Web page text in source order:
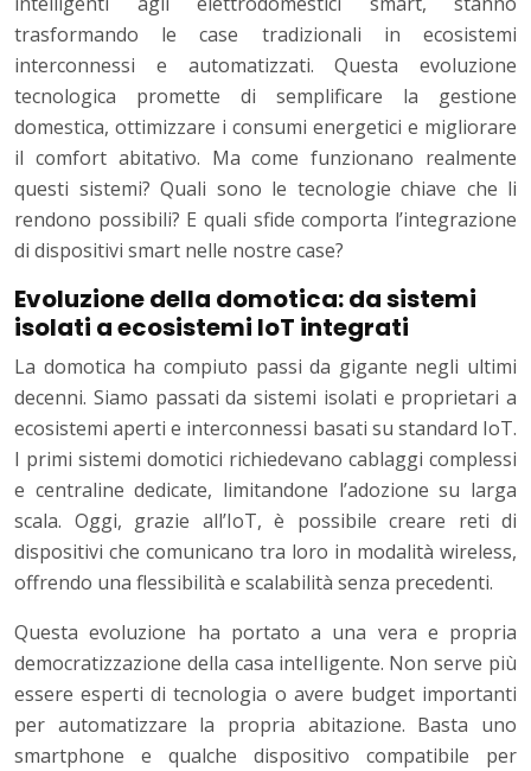
trasformando le case tradizionali in ecosistemi
interconnessi e automatizzati. Questa evoluzione
tecnologica promette di semplificare la gestione
domestica, ottimizzare i consumi energetici e migliorare
il comfort abitativo. Ma come funzionano realmente
questi sistemi? Quali sono le tecnologie chiave che li
rendono possibili? E quali sfide comporta l’integrazione
di dispositivi smart nelle nostre case?
Evoluzione della domotica: da sistemi
isolati a ecosistemi IoT integrati
La domotica ha compiuto passi da gigante negli ultimi
decenni. Siamo passati da sistemi isolati e proprietari a
ecosistemi aperti e interconnessi basati su standard IoT.
I primi sistemi domotici richiedevano cablaggi complessi
e centraline dedicate, limitandone l’adozione su larga
scala. Oggi, grazie all’IoT, è possibile creare reti di
dispositivi che comunicano tra loro in modalità wireless,
offrendo una flessibilità e scalabilità senza precedenti.
Questa evoluzione ha portato a una vera e propria
democratizzazione della casa intelligente. Non serve più
essere esperti di tecnologia o avere budget importanti
per automatizzare la propria abitazione. Basta uno
smartphone e qualche dispositivo compatibile per